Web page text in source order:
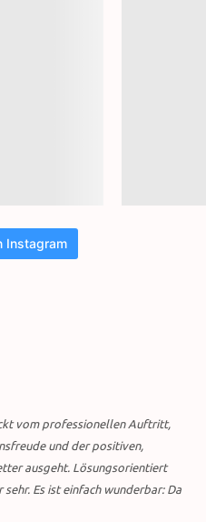
Instagram
vom professionellen Auftritt,
und der positiven,
ausgeht. Lösungsorientiert
Es ist einfach wunderbar: Da